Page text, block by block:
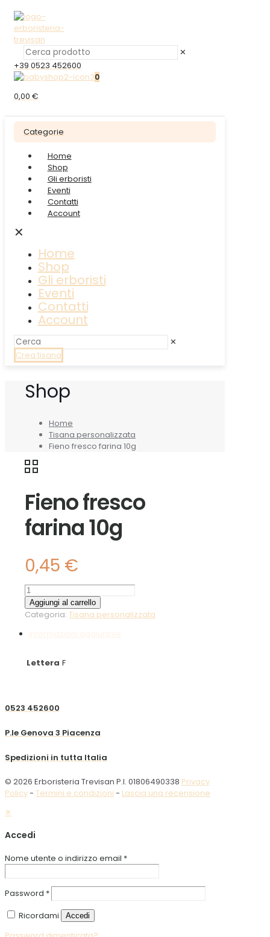
✕
+39 0523 452600
0
0,00 €
Categorie
Home
Shop
Gli erboristi
Eventi
Contatti
Account
✕
Home
Shop
Gli erboristi
Eventi
Contatti
Account
✕
Crea tisana
Shop
Home
Tisana personalizzata
Fieno fresco farina 10g
Fieno fresco
farina 10g
0,45 €
Fieno
fresco
farina
quantità
Aggiungi al carrello
Categoria: Tisana personalizzata
Informazioni aggiuntive
Lettera F
0523 452600
P.le Genova 3 Piacenza
Spedizioni in tutta Italia
© 2026 Erboristeria Trevisan P.I. 01806490338 Privacy
Policy- Termini e condizioni - Lascia una recensione
✕
Accedi
Nome utente o indirizzo email *
Password *
Ricordami
Accedi